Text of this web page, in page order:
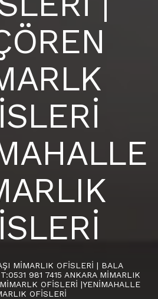
MİMARLIK OFİSLERİ | BALA
981 7415 ANKARA MİMARLIK
OFİSLERİ |YENİMAHALLE
OFİSLERİ